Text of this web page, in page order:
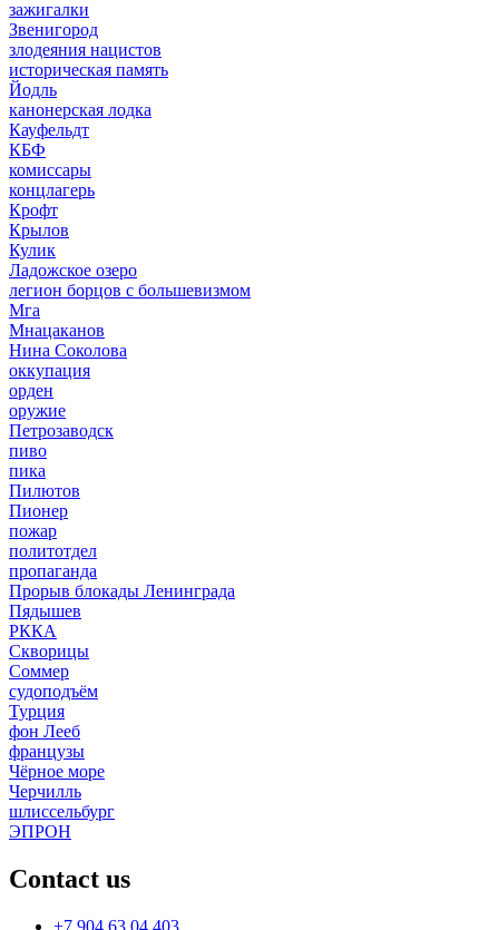
зажигалки
Звенигород
злодеяния нацистов
историческая память
Йодль
канонерская лодка
Кауфельдт
КБФ
комиссары
концлагерь
Крофт
Крылов
Кулик
Ладожское озеро
легион борцов с большевизмом
Мга
Мнацаканов
Нина Соколова
оккупация
орден
оружие
Петрозаводск
пиво
пика
Пилютов
Пионер
пожар
политотдел
пропаганда
Прорыв блокады Ленинграда
Пядышев
РККА
Скворицы
Соммер
судоподъём
Турция
фон Лееб
французы
Чёрное море
Черчилль
шлиссельбург
ЭПРОН
Contact us
+7 904 63 04 403